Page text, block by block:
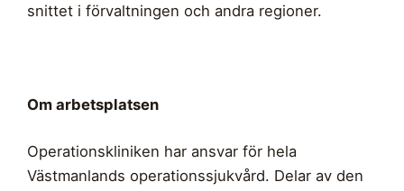
snittet i förvaltningen och andra regioner.
Om arbetsplatsen
Operationskliniken har ansvar för hela
Västmanlands operationssjukvård. Delar av den